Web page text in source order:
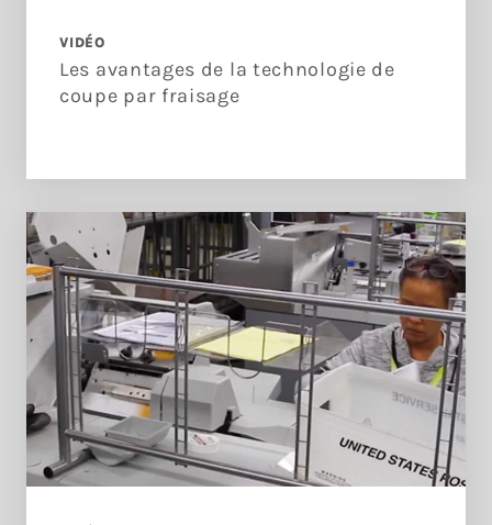
VIDÉO
Les avantages de la technologie de
coupe par fraisage